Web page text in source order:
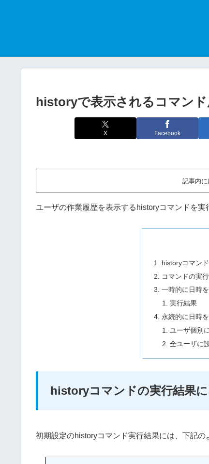
historyで表示されるコマン
X Facebook
記事内に
ユーザの作業履歴を表示するhistoryコマンドを
historyコマン
コマンドの実
一時的に日時
実行結果
永続的に日時
ユーザ個別
全ユーザに
historyコマンドの実行結果
初期設定のhistoryコマンド実行結果には、下記